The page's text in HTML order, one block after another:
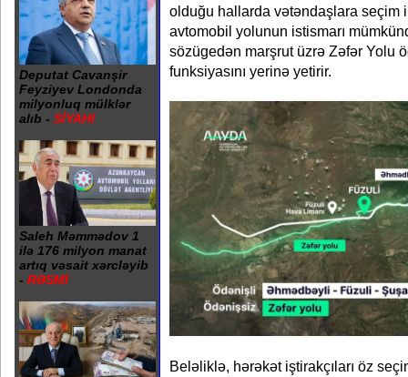
Deputat Cavanşir
Feyziyev Londonda
milyonluq mülklər
alıb - SİYAHI
Saleh Məmmədov 1
ilə 176 milyon manat
artıq vəsait xərcləyib
- RƏSMİ
olduğu hallarda vətəndaşlara seçim
avtomobil yolunun istismarı
sözügedən marşrut üzrə Zəfər Yolu
funksiyasını yerinə yetirir.
Beləliklə, hərəkət iştirakçıları öz